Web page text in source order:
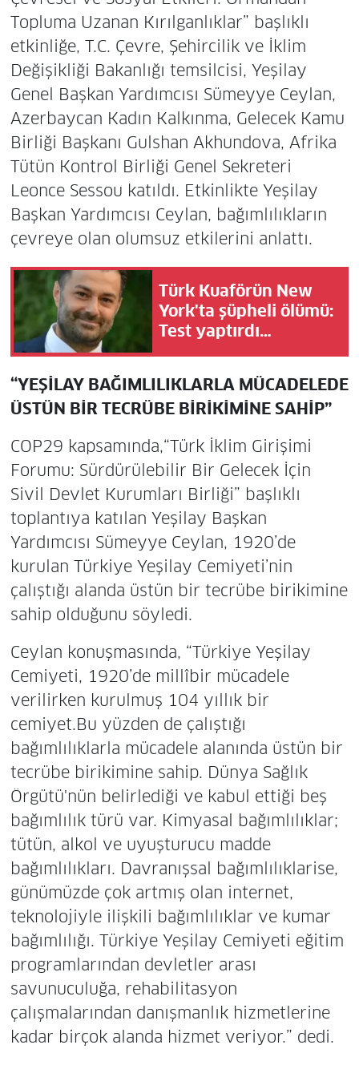
Topluma Uzanan Kırılganlıklar” başlıklı
etkinliğe, T.C. Çevre, Şehircilik ve İklim
Değişikliği Bakanlığı temsilcisi, Yeşilay
Genel Başkan Yardımcısı Sümeyye Ceylan,
Azerbaycan Kadın Kalkınma, Gelecek Kamu
Birliği Başkanı Gulshan Akhundova, Afrika
Tütün Kontrol Birliği Genel Sekreteri
Leonce Sessou katıldı. Etkinlikte Yeşilay
Başkan Yardımcısı Ceylan, bağımlılıkların
çevreye olan olumsuz etkilerini anlattı.
Türk Kuaförün New
York'ta şüpheli ölümü:
Test yaptırdı…
“YEŞİLAY BAĞIMLILIKLARLA MÜCADELEDE
ÜSTÜN BİR TECRÜBE BİRİKİMİNE SAHİP”
COP29 kapsamında,“Türk İklim Girişimi
Forumu: Sürdürülebilir Bir Gelecek İçin
Sivil Devlet Kurumları Birliği” başlıklı
toplantıya katılan Yeşilay Başkan
Yardımcısı Sümeyye Ceylan, 1920’de
kurulan Türkiye Yeşilay Cemiyeti’nin
çalıştığı alanda üstün bir tecrübe birikimine
sahip olduğunu söyledi.
Ceylan konuşmasında, “Türkiye Yeşilay
Cemiyeti, 1920’de millîbir mücadele
verilirken kurulmuş 104 yıllık bir
cemiyet.Bu yüzden de çalıştığı
bağımlılıklarla mücadele alanında üstün bir
tecrübe birikimine sahip. Dünya Sağlık
Örgütü'nün belirlediği ve kabul ettiği beş
bağımlılık türü var. Kimyasal bağımlılıklar;
tütün, alkol ve uyuşturucu madde
bağımlılıkları. Davranışsal bağımlılıklarise,
günümüzde çok artmış olan internet,
teknolojiyle ilişkili bağımlılıklar ve kumar
bağımlılığı. Türkiye Yeşilay Cemiyeti eğitim
programlarından devletler arası
savunuculuğa, rehabilitasyon
çalışmalarından danışmanlık hizmetlerine
kadar birçok alanda hizmet veriyor.” dedi.